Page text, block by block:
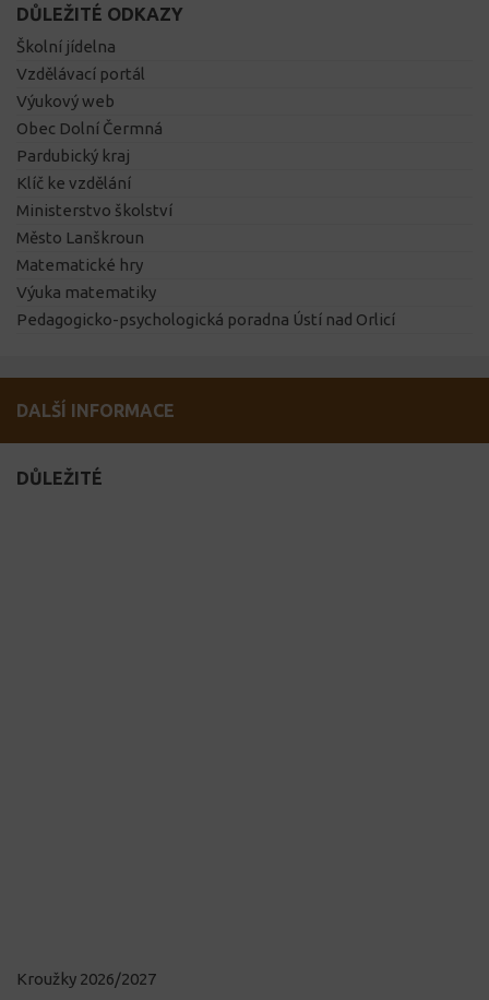
DŮLEŽITÉ ODKAZY
Školní jídelna
Vzdělávací portál
Výukový web
Obec Dolní Čermná
Pardubický kraj
Klíč ke vzdělání
Ministerstvo školství
Město Lanškroun
Matematické hry
Výuka matematiky
Pedagogicko-psychologická poradna Ústí nad Orlicí
DALŠÍ INFORMACE
DŮLEŽITÉ
Kroužky 2026/2027